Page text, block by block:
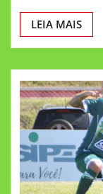
LEIA MAIS